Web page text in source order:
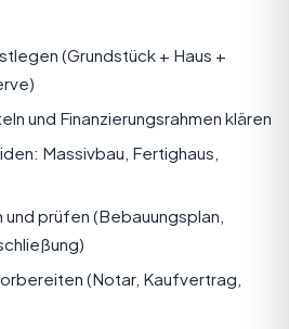
(Grundstück + Haus +
und Finanzierungsrahmen klären
Massivbau, Fertighaus,
prüfen (Bebauungsplan,
(Notar, Kaufvertrag,